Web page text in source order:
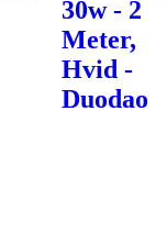
30w - 2
Meter,
Hvid -
Duodao